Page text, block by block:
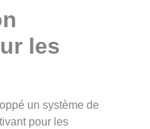
les
un système de
pour les